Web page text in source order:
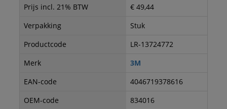
Prijs incl. 21% BTW
€ 49,44
Verpakking
Stuk
Productcode
LR-13724772
Merk
3M
EAN-code
4046719378616
OEM-code
834016